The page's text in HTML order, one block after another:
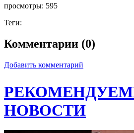
просмотры: 595
Теги:
Комментарии (0)
Добавить комментарий
НОВОСТИ